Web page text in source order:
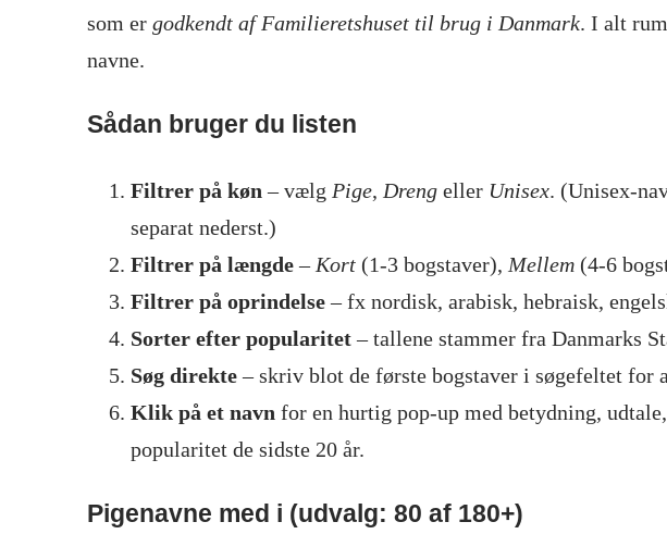
som er godkendt af Familieretshuset til brug i Danmark. I alt
navne.
Sådan bruger du listen
Filtrer på køn – vælg Pige, Dreng eller Unisex. (Unisex-
separat nederst.)
Filtrer på længde– Kort (1-3 bogstaver), Mellem (4-6
Filtrer på oprindelse– fx nordisk, arabisk, hebraisk,
Sorter efter popularitet– tallene stammer fra Danmarks
Søg direkte– skriv blot de første bogstaver i søgefeltet for
Klik på et navn for en hurtig pop-up med betydning,
popularitet de sidste 20 år.
Pigenavne med i (udvalg: 80 af 180+)